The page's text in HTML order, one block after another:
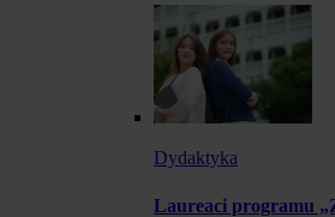
Dydaktyka
Laureaci programu